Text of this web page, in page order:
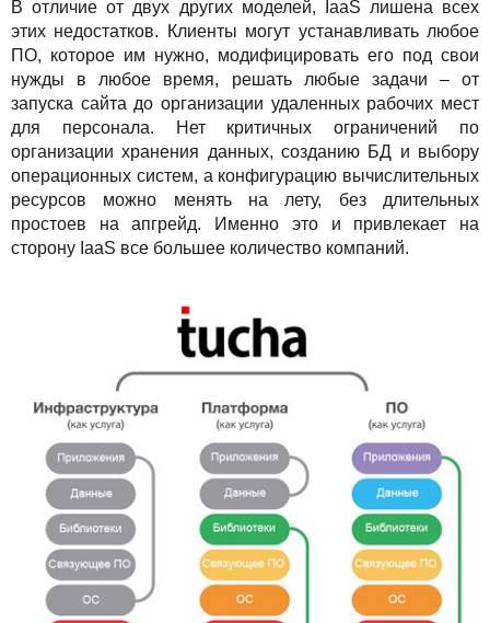
В отличие от двух других моделей, IaaS лишена всех
этих недостатков. Клиенты могут устанавливать любое
ПО, которое им нужно, модифицировать его под свои
нужды в любое время, решать любые задачи – от
запуска сайта до организации удаленных рабочих мест
для персонала. Нет критичных ограничений по
организации хранения данных, созданию БД и выбору
операционных систем, а конфигурацию вычислительных
ресурсов можно менять на лету, без длительных
простоев на апгрейд. Именно это и привлекает на
сторону IaaS все большее количество компаний.